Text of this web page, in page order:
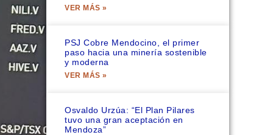
VER MÁS »
PSJ Cobre Mendocino, el primer
paso hacia una minería sostenible
y moderna
VER MÁS »
Osvaldo Urzúa: “El Plan Pilares
tuvo una gran aceptación en
Mendoza”